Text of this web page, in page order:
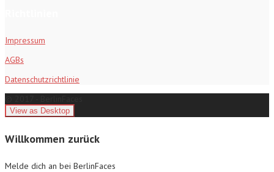
Impressum
AGBs
Datenschutzrichtlinie
Willkommen zurück
Melde dich an bei BerlinFaces